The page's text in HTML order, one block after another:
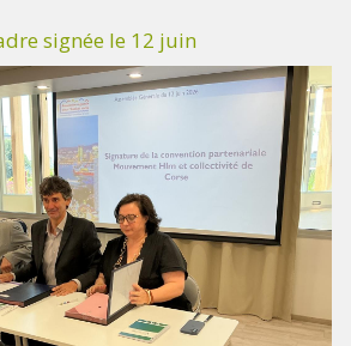
signée le 12 juin